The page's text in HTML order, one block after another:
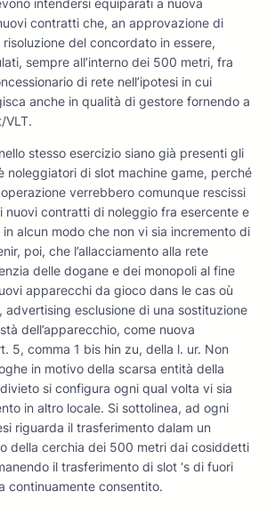
intendersi equiparati a nuova
contratti che, an approvazione di
risoluzione del concordato in essere,
sempre all’interno dei 500 metri, fra
di rete nell’ipotesi in cui
anche in qualità di gestore fornendo a
VLT.
stesso esercizio siano già presenti gli
noleggiatori di slot machine game, perché
operazione verrebbero comunque rescissi
nuovi contratti di noleggio fra esercente e
alcun modo che non vi sia incremento di
poi, che l’allacciamento alla rete
delle dogane e dei monopoli al fine
apparecchi da gioco dans le cas où
advertising esclusione di una sostituzione
dell’apparecchio, come nuova
5, comma 1 bis hin zu, della l. ur. Non
in motivo della scarsa entità della
si configura ogni qual volta vi sia
in altro locale. Si sottolinea, ad ogni
riguarda il trasferimento dalam un
della cerchia dei 500 metri dai cosiddetti
il trasferimento di slot ‘s di fuori
continuamente consentito.